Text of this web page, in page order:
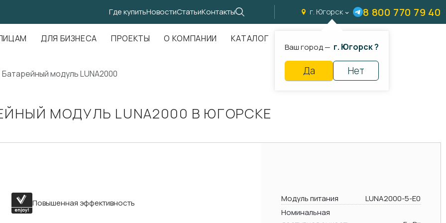
Где купитьНовостиСтатьиКонтакты г. Югорск
Ваш город — г. Югорск ?
Да Нет
8 800 770 79 40
ДЛЯ БИЗНЕСА ПРОЕКТЫ О КОМПАНИИ КАТАЛОГ
Батарейный модуль LUNA2000
МОДУЛЬ LUNA2000 В ЮГОРСКЕ
Повышенная эффективность Модуль питания
LUNA2000-5-E0
Номинальная